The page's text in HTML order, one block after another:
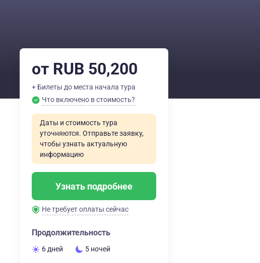
от RUB 50,200
+ Билеты до места начала тура
Что включено в стоимость?
Даты и стоимость тура
уточняются. Отправьте заявку,
чтобы узнать актуальную
информацию
Узнать подробнее
Не требует оплаты сейчас
Продолжительность
6 дней 5 ночей